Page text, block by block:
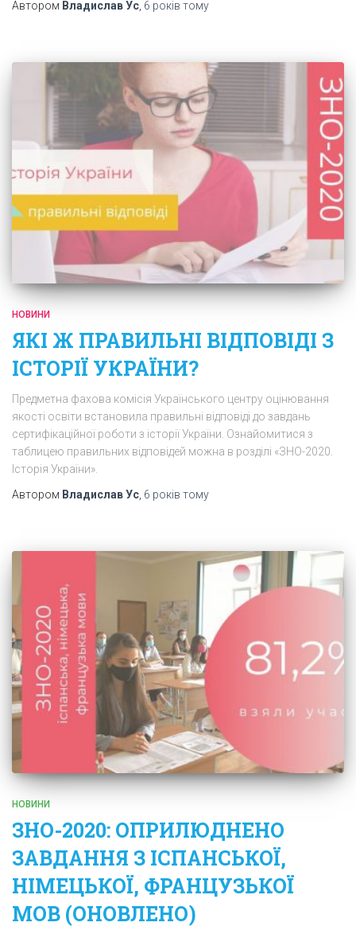
Автором Владислав Ус 6 років тому
НОВИНИ
ЯКІ Ж ПРАВИЛЬНІ ВІДПОВІДІ З
ІСТОРІЇ УКРАЇНИ?
Предметна фахова комісія Українського центру оцінювання
якості освіти встановила правильні відповіді до завдань
сертифікаційної роботи з історії України. Ознайомитися з
таблицею правильних відповідей можна в розділі «ЗНО-2020.
Історія України».
Автором Владислав Ус, 6 років тому
НОВИНИ
ЗНО-2020: ОПРИЛЮДНЕНО
ЗАВДАННЯ З ІСПАНСЬКОЇ,
НІМЕЦЬКОЇ, ФРАНЦУЗЬКОЇ
МОВ (ОНОВЛЕНО)